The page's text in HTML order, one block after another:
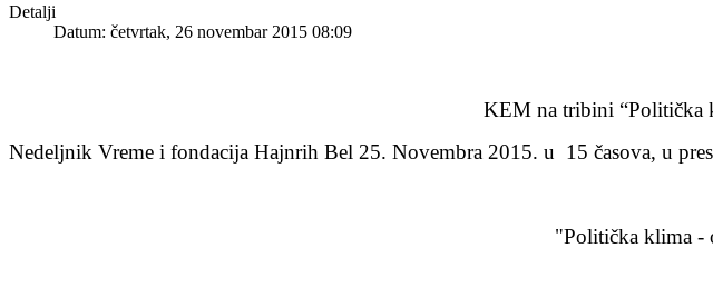
Detalji
Datum: četvrtak, 26 novembar 2015 08:09
KEM na tribini “Politička
Nedeljnik Vreme i fondacija Hajnrih Bel 25. Novembra 2015. u
15 časova, u
"Politička klima -